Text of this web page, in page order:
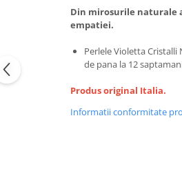
Din mirosurile naturale
empatiei.
Perlele Violetta
de pana la 12
Produs original Italia.
Informatii conformitate